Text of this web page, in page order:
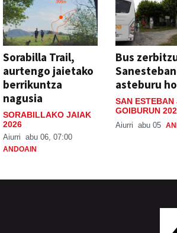
Sorabilla Trail,
aurtengo jaietako
berrikuntza
nagusia
SORABILLAKO JAIAK
2026
Aiurri abu 06, 07:00
ANDOAIN
Bus
asteburu
SAN
GOIBURUN
Aiurri abu 05